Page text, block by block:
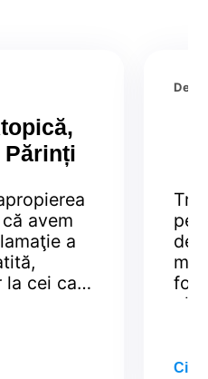
Părinți
avem
a
la cei care
de